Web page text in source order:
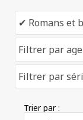
Trier par :